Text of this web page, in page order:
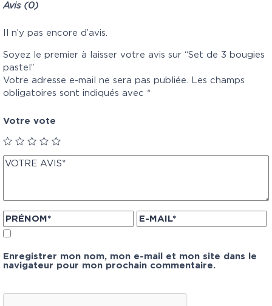
Avis (0)
Il n’y pas encore d’avis.
Soyez le premier à laisser votre avis sur “Set de 3 bougies
pastel”
Votre adresse e-mail ne sera pas publiée. Les champs
obligatoires sont indiqués avec *
Votre vote
Enregistrer mon nom, mon e-mail et mon site dans le
navigateur pour mon prochain commentaire.